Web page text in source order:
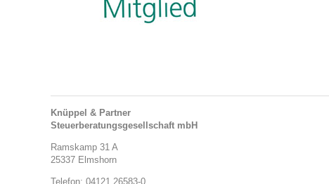
Knüppel & Partner
Steuerberatungsgesellschaft mbH
Ramskamp 31 A
25337 Elmshorn
Telefon: 04121 26583-0